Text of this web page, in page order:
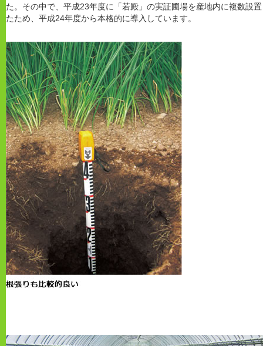
た。その中で、平成23年度に「若殿」の実証圃場を産地内に複数設
たため、平成24年度から本格的に導入しています。